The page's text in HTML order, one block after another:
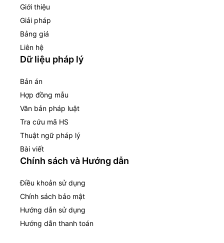
Giới thiệu
Giải pháp
Bảng giá
Liên hệ
Dữ liệu pháp lý
Bản án
Hợp đồng mẫu
Văn bản pháp luật
Tra cứu mã HS
Thuật ngữ pháp lý
Bài viết
Chính sách và Hướng dẫn
Điều khoản sử dụng
Chính sách bảo mật
Hướng dẫn sử dụng
Hướng dẫn thanh toán